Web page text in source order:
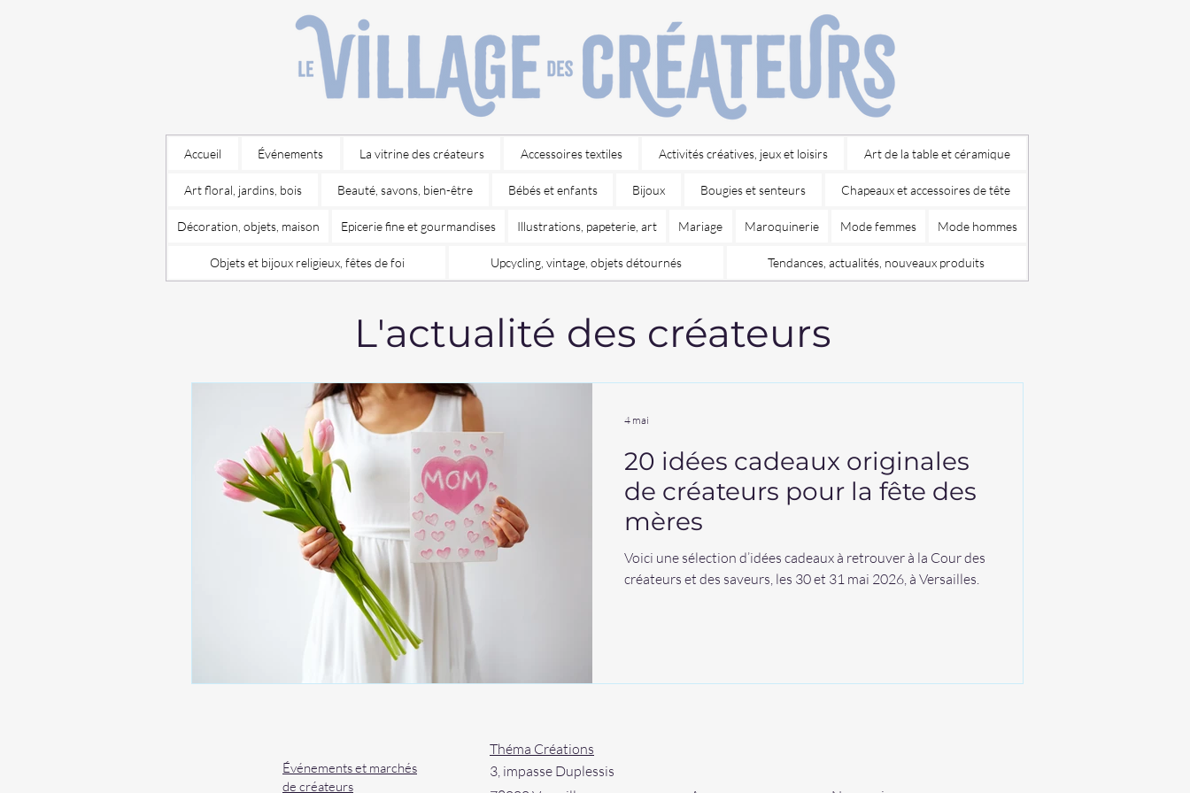
Accueil Événements La vitrine des créateurs Accessoires textiles Activités créatives, jeux et loisirs Art de la table et céramique
Art floral, jardins, bois Beauté, savons, bien-être Bébés et enfants Bijoux Bougies et senteurs Chapeaux et accessoires de tête
Décoration, objets, maison Epicerie fine et gourmandises Illustrations, papeterie, art Mariage Maroquinerie Mode femmes Mode hommes
Objets et bijoux religieux, fêtes de foi Upcycling, vintage, objets détournés Tendances, actualités, nouveaux produits
L'actualité des créateurs
20 idées cadeaux originales
de créateurs pour la fête des
mères
Voici une sélection d’idées cadeaux à retrouver à la Cour des
créateurs et des saveurs, les 30 et 31 mai 2026, à Versailles.
4 mai
Événements et marchés
de créateurs
Théma Créations
3, impasse Duplessis